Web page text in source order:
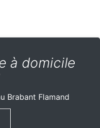
à domicile
Brabant Flamand